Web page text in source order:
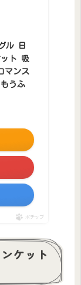
ル 日
ト 吸
マンス
うふ
ポチップ
ケット